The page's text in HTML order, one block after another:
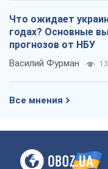
Что ожидает
годах? Основные
прогнозов от НБУ
Василий Фурман
Все мнения